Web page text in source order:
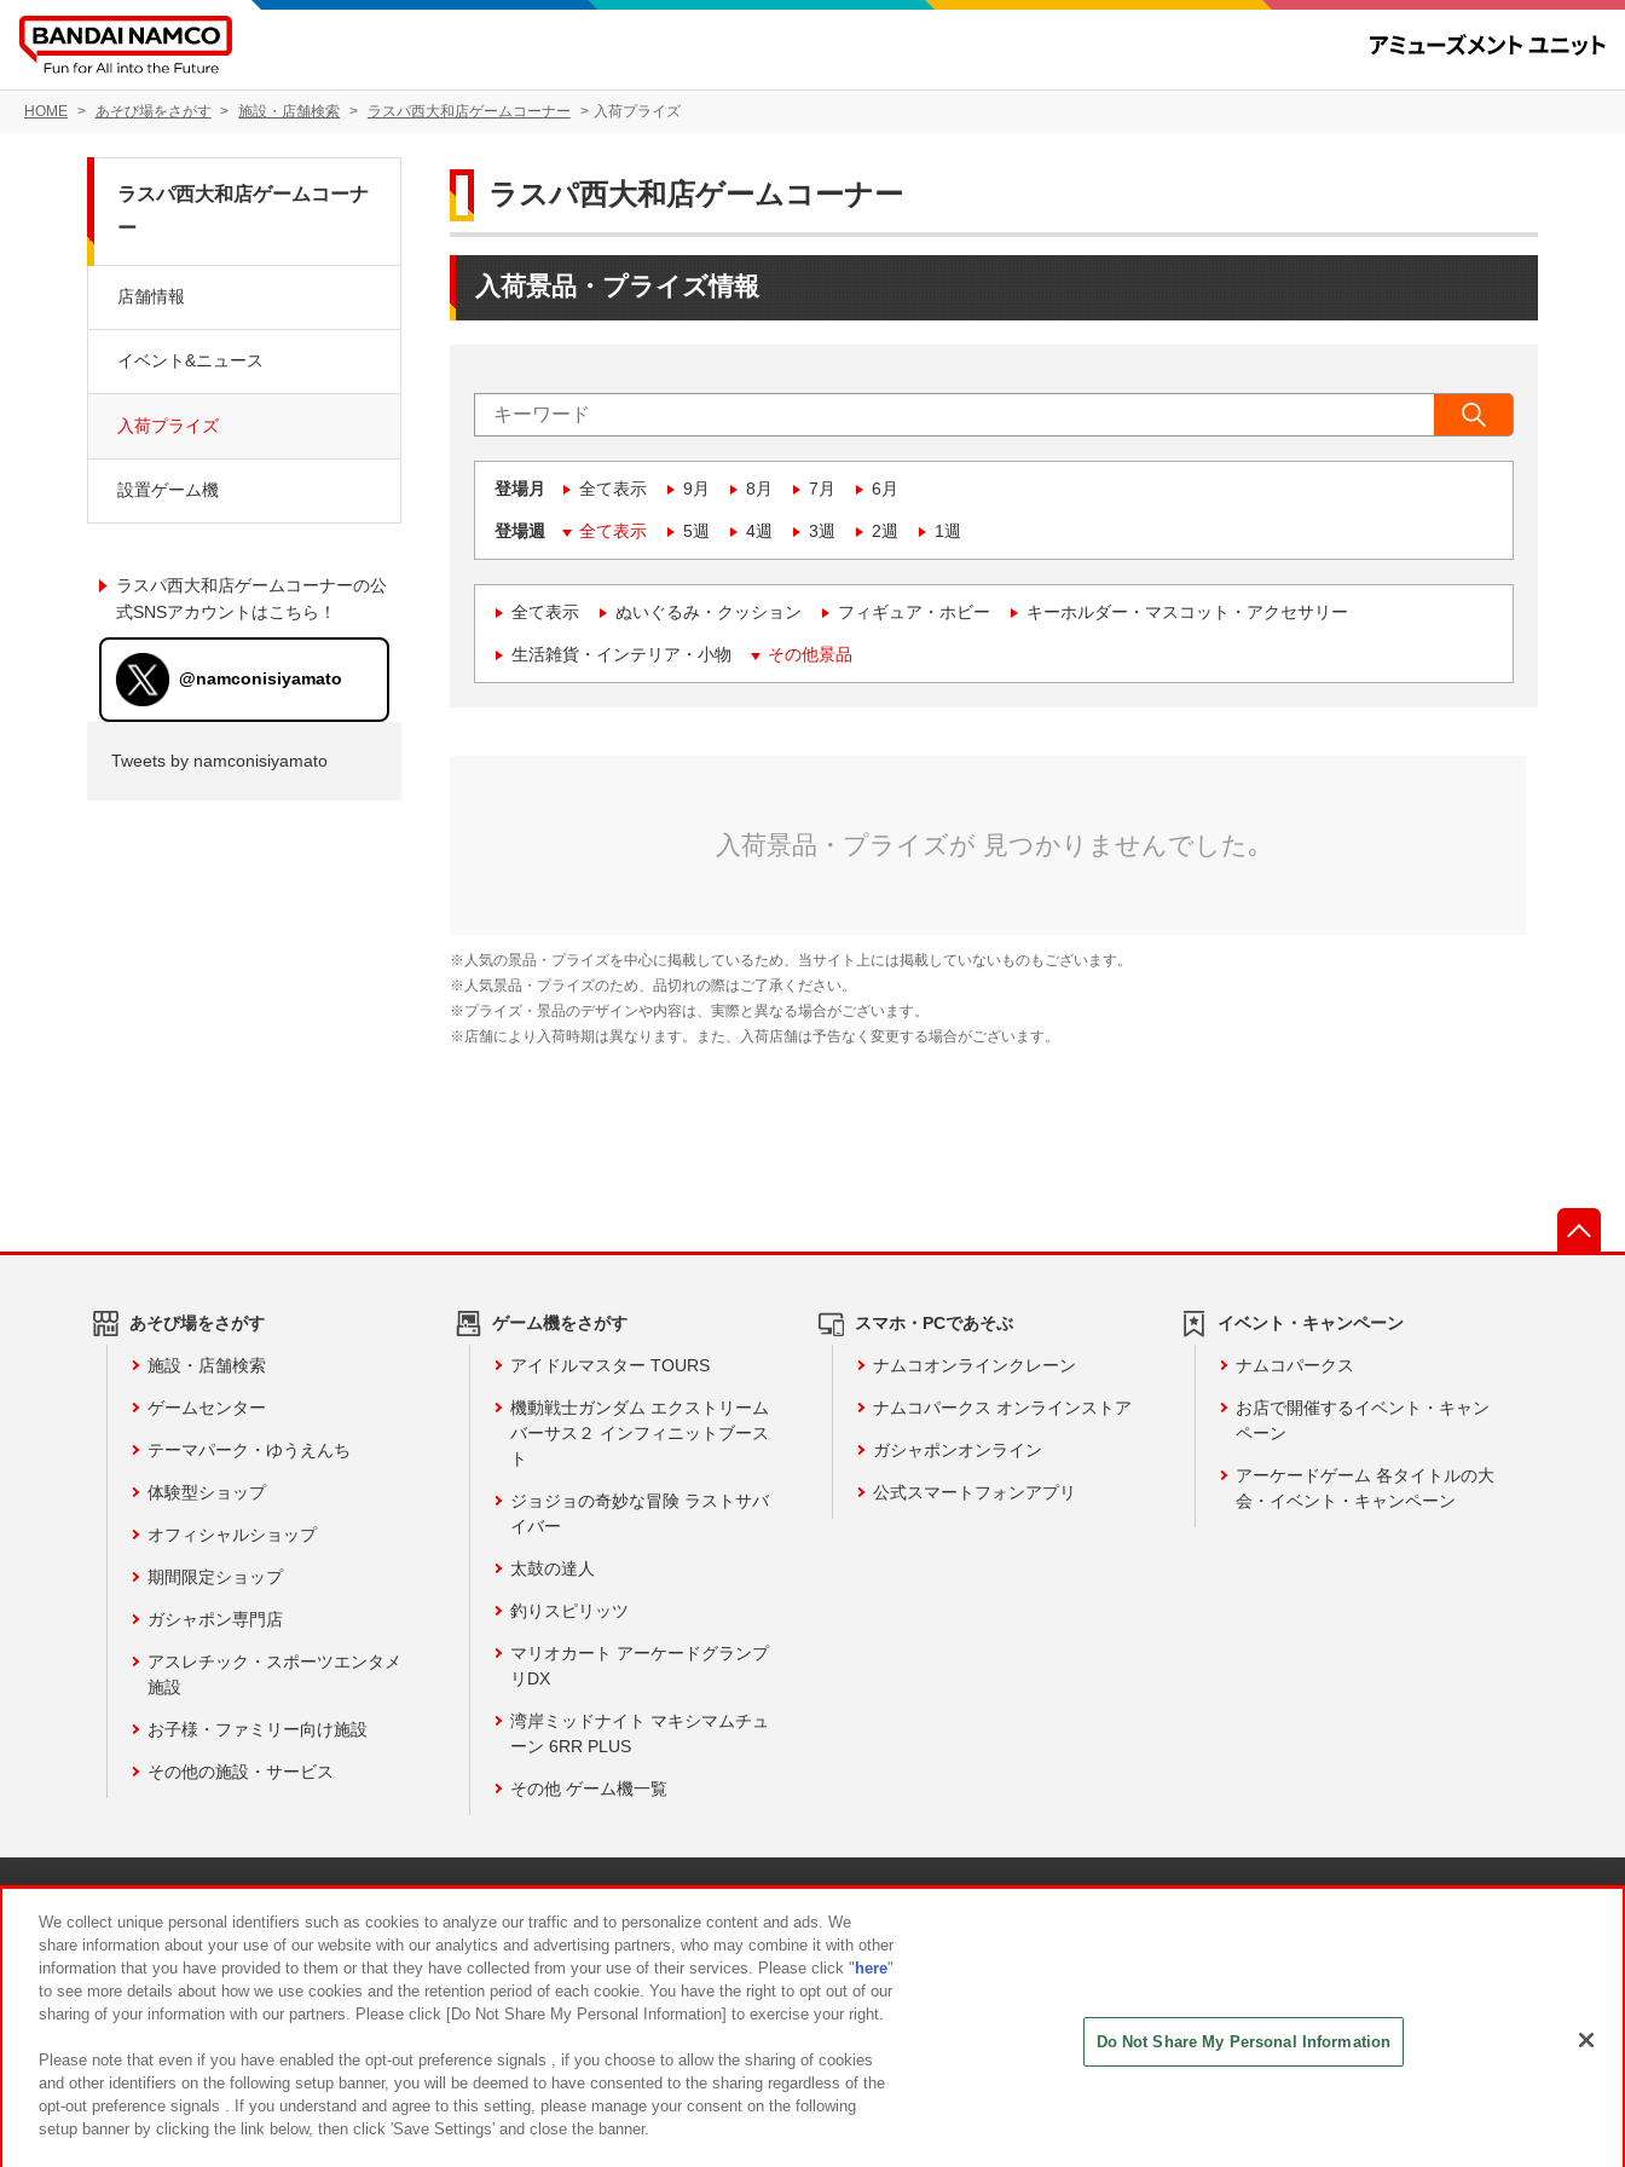
HOME あそび場をさがす 施設・店舗検索 ラスパ西大和店ゲームコーナー 入荷プライズ
ラスパ西大和店ゲームコーナー
入荷景品・プライズ情報
登場月 全て表示 9月 8月 7月 6月
登場週 全て表示 5週 4週 3週 2週 1週
全て表示 ぬいぐるみ・クッション フィギュア・ホビー キーホルダー・マスコット・アクセサリー
生活雑貨・インテリア・小物 その他景品
ラスパ西大和店ゲームコーナ
ー
店舗情報
イベント&ニュース
入荷プライズ
設置ゲーム機
ラスパ西大和店ゲームコーナーの公
式SNSアカウントはこちら！
@namconisiyamato
Tweets by namconisiyamato
あそび場をさがす
施設・店舗検索
ゲームセンター
テーマパーク・ゆうえんち
体験型ショップ
オフィシャルショップ
期間限定ショップ
ガシャポン専門店
アスレチック・スポーツエンタメ
施設
お子様・ファミリー向け施設
その他の施設・サービス
ゲーム機をさがす
アイドルマスター TOURS
機動戦士ガンダム エクストリーム
バーサス２ インフィニットブース
ト
ジョジョの奇妙な冒険 ラストサバ
イバー
太鼓の達人
釣りスピリッツ
マリオカート アーケードグランプ
リDX
湾岸ミッドナイト マキシマムチュ
ーン 6RR PLUS
その他 ゲーム機一覧
スマホ・PCであそぶ
ナムコオンラインクレーン
ナムコパークス オンラインストア
ガシャポンオンライン
公式スマートフォンアプリ
イベント・キャンペーン
ナムコパークス
お店で開催するイベント・キャン
ペーン
アーケードゲーム 各タイトルの大
会・イベント・キャンペーン
食品のご提供について カスタマーハラスメント対応方針
We collect unique personal identifiers such as cookies to analyze our traffic and to personalize content and ads. We
share information about your use of our website with our analytics and advertising partners, who may combine it with other
information that you have provided to them or that they have collected from your use of their services. Please click " here"
to see more details about how we use cookies and the retention period of each cookie. You have the right to opt out of our
sharing of your information with our partners. Please click [Do Not Share My Personal Information] to exercise your right.
Please note that even if you have enabled the opt-out preference signals , if you choose to allow the sharing of cookies
and other identifiers on the following setup banner, you will be deemed to have consented to the sharing regardless of the
opt-out preference signals . If you understand and agree to this setting, please manage your consent on the following
setup banner by clicking the link below, then click 'Save Settings' and close the banner.
Do Not Share My Personal Information